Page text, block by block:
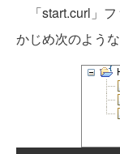
「start.curl」フ
かじめ次のよう